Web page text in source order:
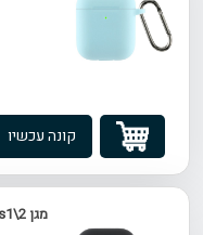
קונה עכשיו
מגן Target AirPods1\2 שחור